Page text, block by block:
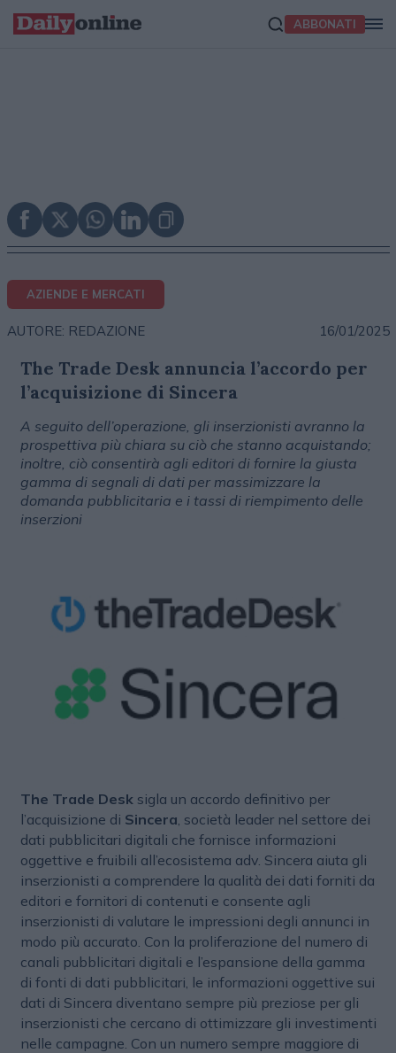
ABBONATI
AZIENDE E MERCATI
AUTORE: REDAZIONE 16/01/2025
The Trade Desk annuncia l’accordo per
l’acquisizione di Sincera
A seguito dell’operazione, gli inserzionisti avranno la
prospettiva più chiara su ciò che stanno acquistando;
inoltre, ciò consentirà agli editori di fornire la giusta
gamma di segnali di dati per massimizzare la
domanda pubblicitaria e i tassi di riempimento delle
inserzioni
The Trade Desk sigla un accordo definitivo per
l’acquisizione di Sincera , società leader nel settore dei
dati pubblicitari digitali che fornisce informazioni
oggettive e fruibili all’ecosistema adv. Sincera aiuta gli
inserzionisti a comprendere la qualità dei dati forniti da
editori e fornitori di contenuti e consente agli
inserzionisti di valutare le impressioni degli annunci in
modo più accurato. Con la proliferazione del numero di
canali pubblicitari digitali e l’espansione della gamma
di fonti di dati pubblicitari, le informazioni oggettive sui
dati di Sincera diventano sempre più preziose per gli
inserzionisti che cercano di ottimizzare gli investimenti
nelle campagne. Con un numero sempre maggiore di